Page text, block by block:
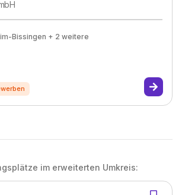
Bissingen + 2 weitere
im erweiterten Umkreis: